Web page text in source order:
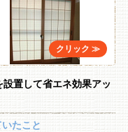
設置して省エネ効果アッ
いたこと